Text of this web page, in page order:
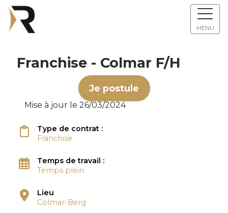
MENU
Franchise - Colmar F/H
Je postule
Mise à jour le 26/03/2024
Type de contrat :
Franchise
Temps de travail :
Temps plein
Lieu
Colmar-Berg